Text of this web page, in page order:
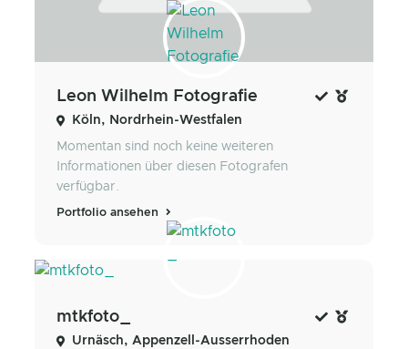
Leon Wilhelm Fotografie
Köln, Nordrhein-Westfalen
Momentan sind noch keine weiteren
Informationen über diesen Fotografen
verfügbar.
Portfolio ansehen
mtkfoto_
Urnäsch, Appenzell-Ausserrhoden